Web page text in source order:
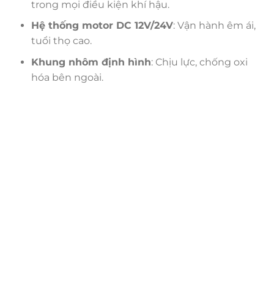
trong mọi điều kiện khí hậu.
Hệ thống motor DC 12V/24V: Vận hành êm ái,
tuổi thọ cao.
Khung nhôm định hình: Chịu lực, chống oxi
hóa bên ngoài.